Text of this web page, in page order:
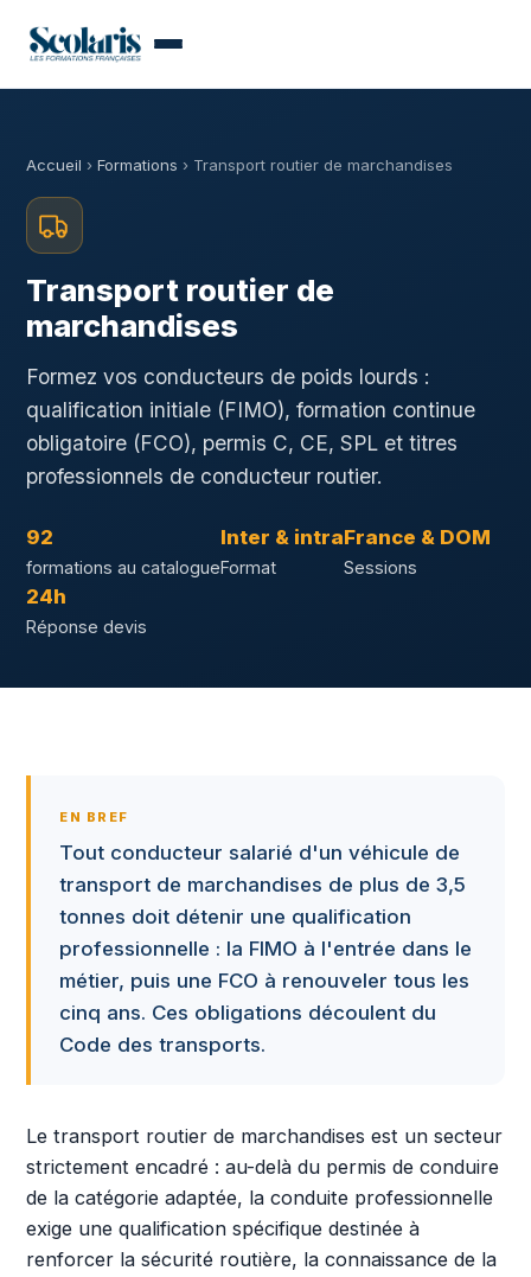
Accueil › Formations › Transport routier de marchandises
Transport routier de
marchandises
Formez vos conducteurs de poids lourds :
qualification initiale (FIMO), formation continue
obligatoire (FCO), permis C, CE, SPL et titres
professionnels de conducteur routier.
92
formations au catalogue
Inter & intra
Format
France & DOM
Sessions
24h
Réponse devis
EN BREF
Tout conducteur salarié d'un véhicule de
transport de marchandises de plus de 3,5
tonnes doit détenir une qualification
professionnelle : la FIMO à l'entrée dans le
métier, puis une FCO à renouveler tous les
cinq ans. Ces obligations découlent du
Code des transports.
Le transport routier de marchandises est un secteur
strictement encadré : au-delà du permis de conduire
de la catégorie adaptée, la conduite professionnelle
exige une qualification spécifique destinée à
renforcer la sécurité routière, la connaissance de la